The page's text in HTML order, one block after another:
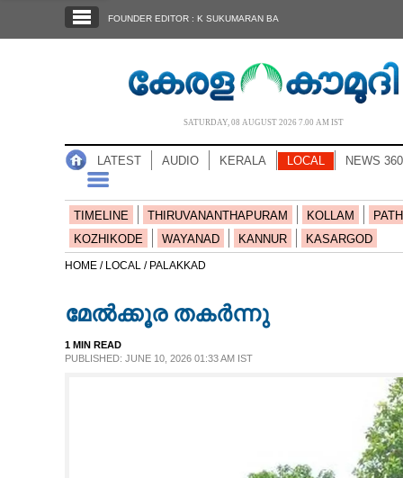
NOTIFIED NEWS
NEWS 360
FOUNDER EDITOR : K SUKUMARAN BA
SATURDAY, 08 AUGUST 2026 7.00 AM IST
LATEST AUDIO KERALA LOCAL NEWS 360
TIMELINE THIRUVANANTHAPURAM KOLLAM
KOZHIKODE
WAYANAD KANNUR KASARGOD
HOME / LOCAL / PALAKKAD
മേൽക്കൂര തകർന്നു
1 MIN READ
PUBLISHED: JUNE 10, 2026 01:33 AM IST